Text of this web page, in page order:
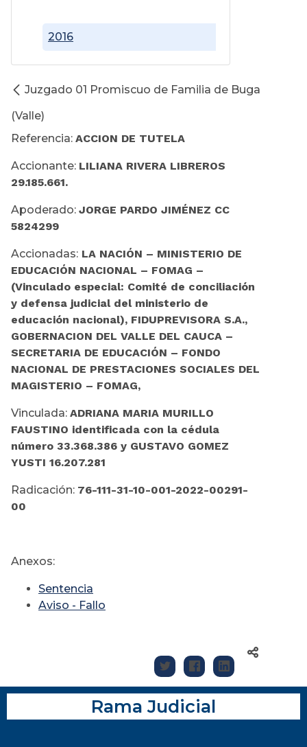
2016
Juzgado 01 Promiscuo de Familia de Buga
(Valle)
Referencia: ACCION DE TUTELA
Accionante: LILIANA RIVERA LIBREROS
29.185.661.
Apoderado: JORGE PARDO JIMÉNEZ CC
5824299
Accionadas: LA NACIÓN – MINISTERIO DE
EDUCACIÓN NACIONAL – FOMAG –
(Vinculado especial: Comité de conciliación
y defensa judicial del ministerio de
educación nacional), FIDUPREVISORA S.A.,
GOBERNACION DEL VALLE DEL CAUCA –
SECRETARIA DE EDUCACIÓN – FONDO
NACIONAL DE PRESTACIONES SOCIALES DEL
MAGISTERIO – FOMAG,
Vinculada: ADRIANA MARIA MURILLO
FAUSTINO identificada con la cédula
número 33.368.386 y GUSTAVO GOMEZ
YUSTI 16.207.281
Radicación: 76-111-31-10-001-2022-00291-
00
Anexos:
Sentencia
Aviso - Fallo
Rama Judicial